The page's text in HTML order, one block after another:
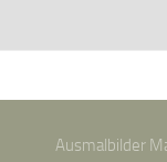
Ausmalbilder